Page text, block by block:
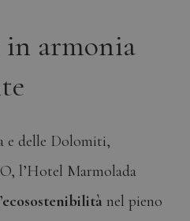
in armonia
e delle Dolomiti,
l’Hotel Marmolada
nel pieno